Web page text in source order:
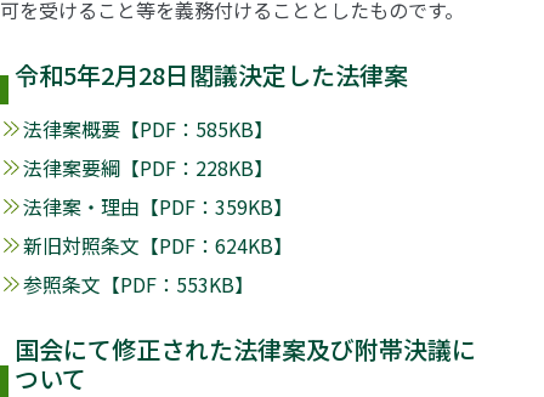
可を受けること等を義務付けることとしたものです。
令和5年2月28日閣議決定した法律案
法律案概要【PDF：585KB】
法律案要綱【PDF：228KB】
法律案・理由【PDF：359KB】
新旧対照条文【PDF：624KB】
参照条文【PDF：553KB】
国会にて修正された法律案及び附帯決議に
ついて